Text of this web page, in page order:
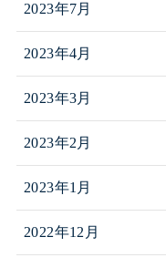
2023年7月
2023年4月
2023年3月
2023年2月
2023年1月
2022年12月